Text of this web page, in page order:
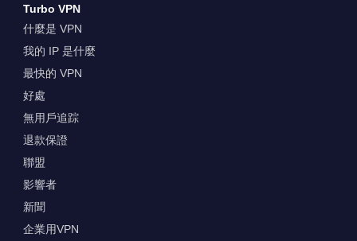
Turbo VPN
什麼是 VPN
我的 IP 是什麼
最快的 VPN
好處
無用戶追踪
退款保證
聯盟
影響者
新聞
企業用VPN